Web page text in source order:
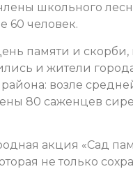
школьного
60 человек.
памяти и скорби,
и жители
возле
80 саженцев
акция «Сад
не только